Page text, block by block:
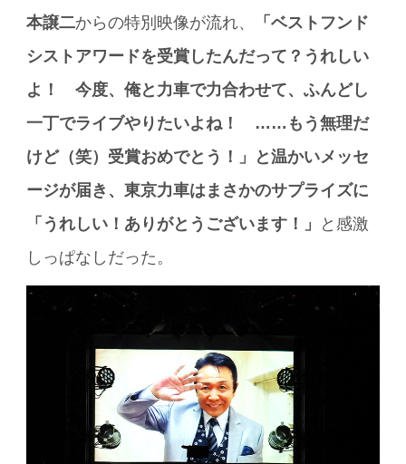
本譲二からの特別映像が流れ、
「ベストフンド
シストアワードを受賞したんだって？うれしい
よ！ 今度、俺と力車で力合わせて、ふんどし
一丁でライブやりたいよね！ ……もう無理だ
けど（笑）受賞おめでとう！」と温かいメッセ
ージが届き、東京力車はまさかのサプライズに
「うれしい！ありがとうございます！」
と感激
しっぱなしだった。